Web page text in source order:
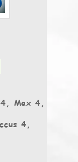
Max 4,
4,